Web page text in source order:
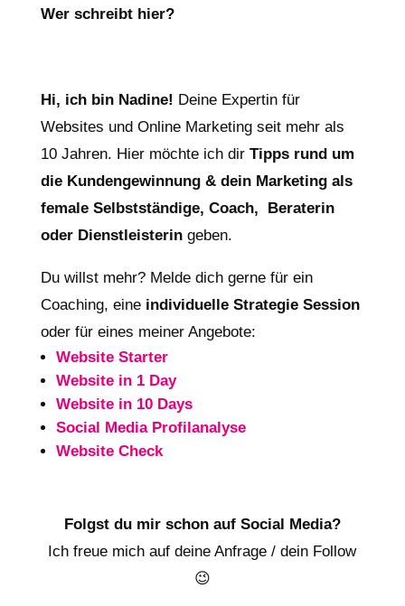
Wer schreibt hier?
Hi, ich bin Nadine! Deine Expertin für
Websites und Online Marketing seit mehr als
10 Jahren. Hier möchte ich dir Tipps rund um
die Kundengewinnung & dein Marketing als
female Selbstständige, Coach, Beraterin
oder Dienstleisteringeben.
Du willst mehr? Melde dich gerne für ein
Coaching, eineindividuelle Strategie Session
oder für eines meiner Angebote:
Website Starter
Website in 1 Day
Website in 10 Days
Social Media Profilanalyse
Website Check
Folgst du mir schon auf Social Media?
Ich freue mich auf deine Anfrage / dein Follow
😉